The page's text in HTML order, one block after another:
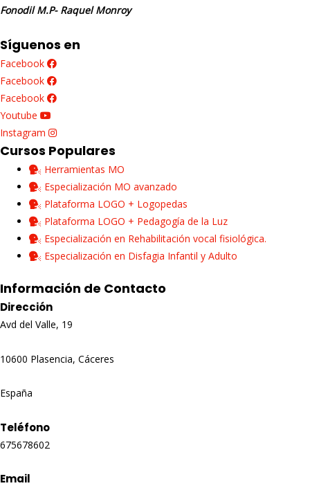
Fonodil M.P- Raquel Monroy
Síguenos en
Facebook
Facebook
Facebook
Youtube
Instagram
Cursos Populares
Herramientas MO
Especialización MO avanzado
Plataforma LOGO + Logopedas
Plataforma LOGO + Pedagogía de la Luz
Especialización en Rehabilitación vocal fisiológica.
Especialización en Disfagia Infantil y Adulto
Información de Contacto
Dirección
Avd del Valle, 19
10600 Plasencia, Cáceres
España
Teléfono
675678602
Email